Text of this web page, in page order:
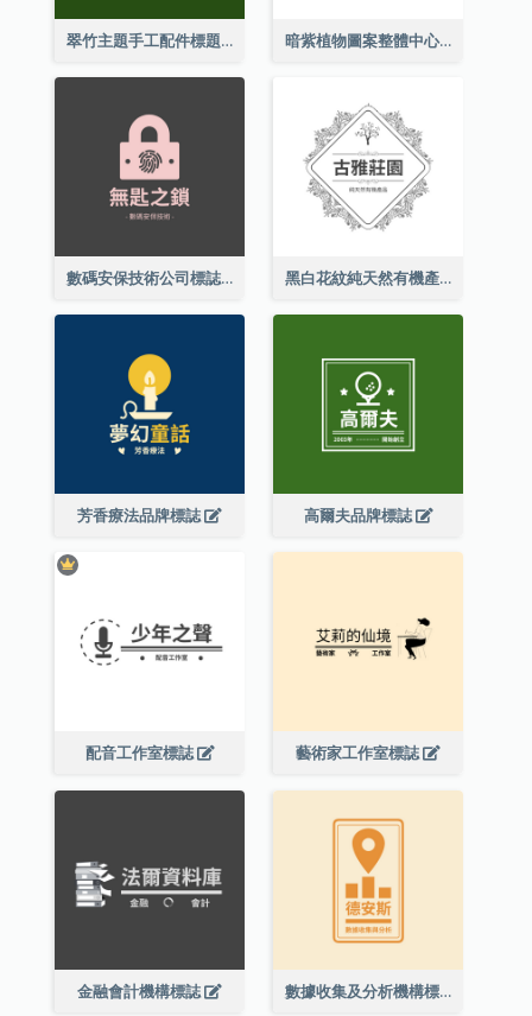
翠竹主題手工配件標題 暗紫植物圖案整體中心標誌
數碼安保技術公司標誌 黑白花紋純天然有機產品標誌
芳香療法品牌標誌 高爾夫品牌標誌
配音工作室標誌 藝術家工作室標誌
金融會計機構標誌 數據收集及分析機構標誌